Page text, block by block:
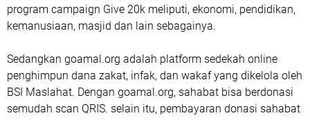
program campaign Give 20k meliputi, ekonomi, pendidikan,
kemanusiaan, masjid dan lain sebagainya.
Sedangkan goamal.org adalah platform sedekah online
penghimpun dana zakat, infak, dan wakaf yang dikelola oleh
BSI Maslahat. Dengan goamal.org, sahabat bisa berdonasi
semudah scan QRIS. selain itu, pembayaran donasi sahabat